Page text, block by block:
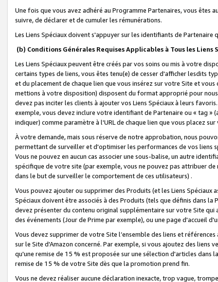
Une fois que vous avez adhéré au Programme Partenaires, vous êtes
suivre, de déclarer et de cumuler les rémunérations.
Les Liens Spéciaux doivent s'appuyer sur les identifiants de Partenaire
(b) Conditions Générales Requises Applicables à Tous les Liens
Les Liens Spéciaux peuvent être créés par vos soins ou mis à votre
certains types de liens, vous êtes tenu(e) de cesser d'afficher lesdits
et du placement de chaque lien que vous insérez sur votre Site et
mettions à votre disposition) disposent du format approprié pour
devez pas inciter les clients à ajouter vos Liens Spéciaux à leurs
exemple, vous devez inclure votre identifiant de Partenaire ou « tag
indiquer) comme paramètre à l'URL de chaque lien que vous placez
À votre demande, mais sous réserve de notre approbation, nous
permettant de surveiller et d'optimiser les performances de vos liens
Vous ne pouvez en aucun cas associer une sous-balise, un autre
spécifique de votre site (par exemple, vous ne pouvez pas attribuer
dans le but de surveiller le comportement de ces utilisateurs) .
Vous pouvez ajouter ou supprimer des Produits (et les Liens
Spéciaux doivent être associés à des Produits (tels que définis dans
devez présenter du contenu original supplémentaire sur votre Site qui
des événements (Jour de Prime par exemple), ou une page d'accueil
Vous devez supprimer de votre Site l’ensemble des liens et
sur le Site d'Amazon concerné. Par exemple, si vous ajoutez des
qu'une remise de 15 % est proposée sur une sélection d'articles
remise de 15 % de votre Site dès que la promotion prend fin.
Vous ne devez réaliser aucune déclaration inexacte, trop vague,